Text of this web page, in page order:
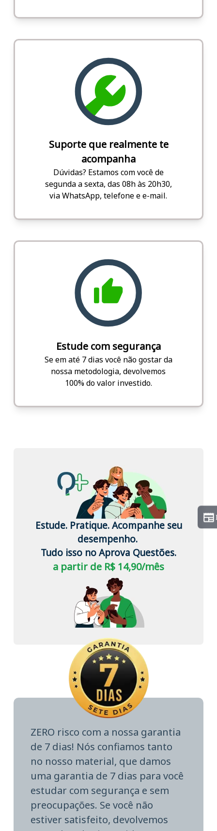
Suporte que realmente te
acompanha
Dúvidas? Estamos com você de
segunda a sexta, das 08h às 20h30,
via WhatsApp, telefone e e-mail.
Estude com segurança
Se em até 7 dias você não gostar da
nossa metodologia, devolvemos
100% do valor investido.
Estude. Pratique. Acompanhe seu
desempenho.
Tudo isso no Aprova Questões.
a partir de R$ 14,90/mês
ZERO risco com a nossa garantia
de 7 dias! Nós confiamos tanto
no nosso material, que damos
uma garantia de 7 dias para você
estudar com segurança e sem
preocupações. Se você não
estiver satisfeito, devolvemos